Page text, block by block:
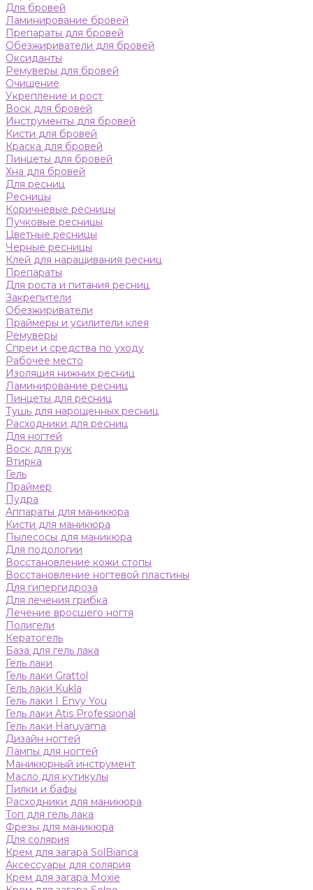
Для бровей
Ламинирование бровей
Препараты для бровей
Обезжириватели для бровей
Оксиданты
Ремуверы для бровей
Очищение
Укрепление и рост
Воск для бровей
Инструменты для бровей
Кисти для бровей
Краска для бровей
Пинцеты для бровей
Хна для бровей
Для ресниц
Ресницы
Коричневые ресницы
Пучковые ресницы
Цветные ресницы
Черные ресницы
Клей для наращивания ресниц
Препараты
Для роста и питания ресниц
Закрепители
Обезжириватели
Праймеры и усилители клея
Ремуверы
Спреи и средства по уходу
Рабочее место
Изоляция нижних ресниц
Ламинирование ресниц
Пинцеты для ресниц
Тушь для нарощенных ресниц
Расходники для ресниц
Для ногтей
Воск для рук
Втирка
Гель
Праймер
Пудра
Аппараты для маникюра
Кисти для маникюра
Пылесосы для маникюра
Для подологии
Восстановление кожи стопы
Восстановление ногтевой пластины
Для гипергидроза
Для лечения грибка
Лечение вросшего ногтя
Полигели
Кератогель
База для гель лака
Гель лаки
Гель лаки Grattol
Гель лаки Kukla
Гель лаки I Envy You
Гель лаки Atis Professional
Гель лаки Haruyama
Дизайн ногтей
Лампы для ногтей
Маникюрный инструмент
Масло для кутикулы
Пилки и бафы
Расходники для маникюра
Топ для гель лака
Фрезы для маникюра
Для солярия
Крем для загара SolBianca
Аксессуары для солярия
Крем для загара Moxie